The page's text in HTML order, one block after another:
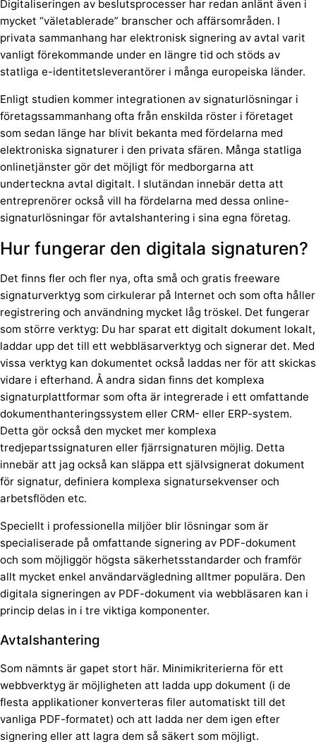
Digitaliseringen av beslutsprocesser har redan anlänt även i
mycket “väletablerade” branscher och affärsområden. I
privata sammanhang har elektronisk signering av avtal varit
vanligt förekommande under en längre tid och stöds av
statliga e-identitetsleverantörer i många europeiska länder.
Enligt studien kommer integrationen av signaturlösningar i
företagssammanhang ofta från enskilda röster i företaget
som sedan länge har blivit bekanta med fördelarna med
elektroniska signaturer i den privata sfären. Många statliga
onlinetjänster gör det möjligt för medborgarna att
underteckna avtal digitalt. I slutändan innebär detta att
entreprenörer också vill ha fördelarna med dessa online-
signaturlösningar för avtalshantering i sina egna företag.
Hur fungerar den digitala signaturen?
Det finns fler och fler nya, ofta små och gratis freeware
signaturverktyg som cirkulerar på Internet och som ofta håller
registrering och användning mycket låg tröskel. Det fungerar
som större verktyg: Du har sparat ett digitalt dokument lokalt,
laddar upp det till ett webbläsarverktyg och signerar det. Med
vissa verktyg kan dokumentet också laddas ner för att skickas
vidare i efterhand. Å andra sidan finns det komplexa
signaturplattformar som ofta är integrerade i ett omfattande
dokumenthanteringssystem eller CRM- eller ERP-system.
Detta gör också den mycket mer komplexa
tredjepartssignaturen eller fjärrsignaturen möjlig. Detta
innebär att jag också kan släppa ett självsignerat dokument
för signatur, definiera komplexa signatursekvenser och
arbetsflöden etc.
Speciellt i professionella miljöer blir lösningar som är
specialiserade på omfattande signering av PDF-dokument
och som möjliggör högsta säkerhetsstandarder och framför
allt mycket enkel användarvägledning alltmer populära. Den
digitala signeringen av PDF-dokument via webbläsaren kan i
princip delas in i tre viktiga komponenter.
Avtalshantering
Som nämnts är gapet stort här. Minimikriterierna för ett
webbverktyg är möjligheten att ladda upp dokument (i de
flesta applikationer konverteras filer automatiskt till det
vanliga PDF-formatet) och att ladda ner dem igen efter
signering eller att lagra dem så säkert som möjligt.